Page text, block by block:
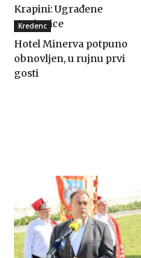
Krapini: Ugrađene
punionice
Kredenc
Hotel Minerva potpuno
obnovljen, u rujnu prvi
gosti